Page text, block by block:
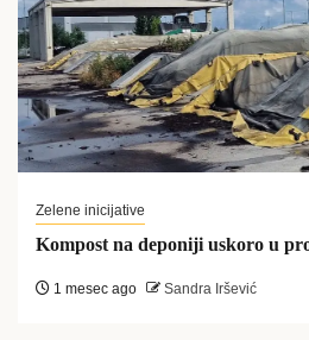
Zelene inicijative
Kompost na deponiji uskoro u
1 mesec ago Sandra Iršević